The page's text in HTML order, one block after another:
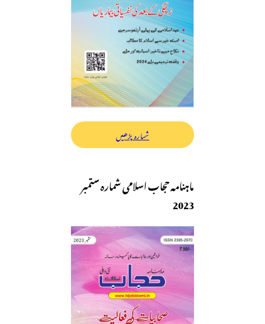
شمارہ پڑھیں
ماہنامہ حجاب اسلامی شمارہ ستمبر
2023